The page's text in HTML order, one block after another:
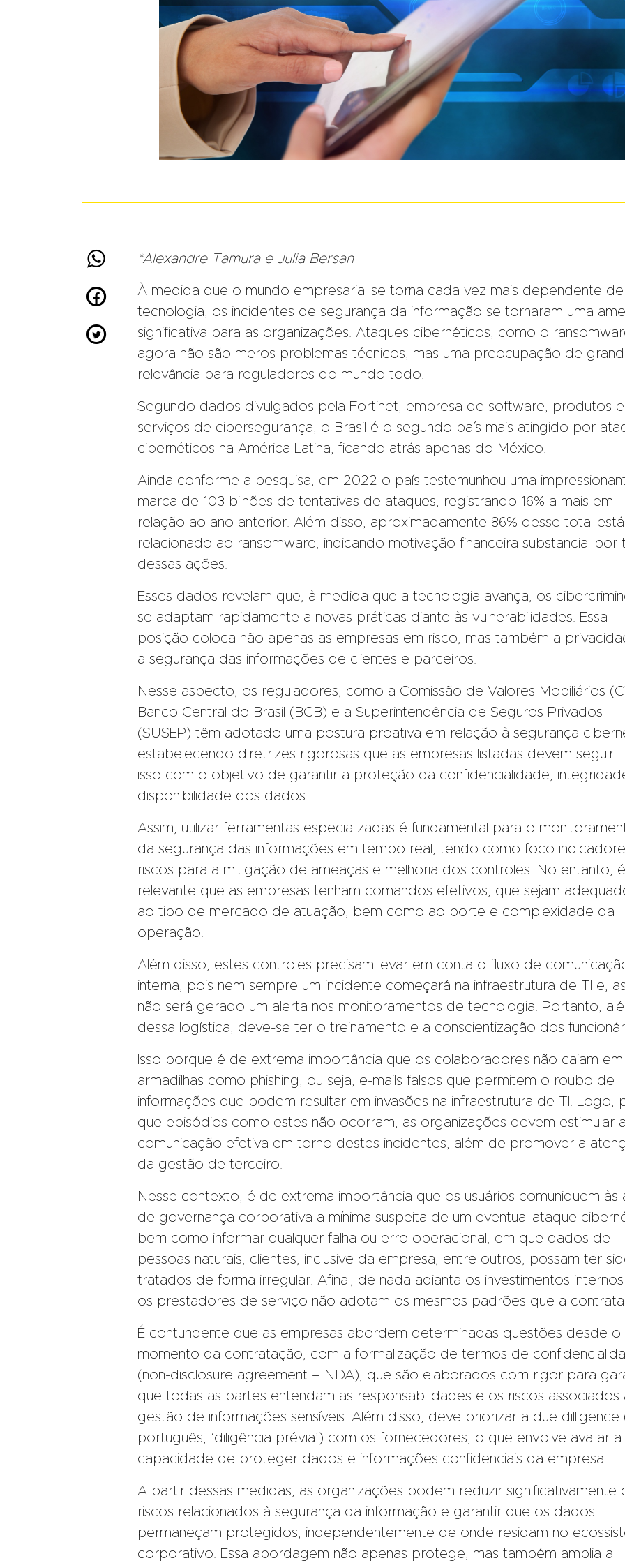



*Alexandre Tamura e Julia Bersan
À medida que o mundo empresarial se torna cada vez mais dependente de
tecnologia, os incidentes de segurança da informação se tornaram uma
significativa para as organizações. Ataques cibernéticos, como o
agora não são meros problemas técnicos, mas uma preocupação de
relevância para reguladores do mundo todo.
Segundo dados divulgados pela Fortinet, empresa de software, produtos e
serviços de cibersegurança, o Brasil é o segundo país mais atingido por
cibernéticos na América Latina, ficando atrás apenas do México.
Ainda conforme a pesquisa, em 2022 o país testemunhou uma
marca de 103 bilhões de tentativas de ataques, registrando 16% a mais em
relação ao ano anterior. Além disso, aproximadamente 86% desse total está
relacionado ao ransomware, indicando motivação financeira substancial por
dessas ações.
Esses dados revelam que, à medida que a tecnologia avança, os
se adaptam rapidamente a novas práticas diante às vulnerabilidades. Essa
posição coloca não apenas as empresas em risco, mas também a
a segurança das informações de clientes e parceiros.
Nesse aspecto, os reguladores, como a Comissão de Valores Mobiliários
Banco Central do Brasil (BCB) e a Superintendência de Seguros Privados
(SUSEP) têm adotado uma postura proativa em relação à segurança
estabelecendo diretrizes rigorosas que as empresas listadas devem seguir.
isso com o objetivo de garantir a proteção da confidencialidade,
disponibilidade dos dados.
Assim, utilizar ferramentas especializadas é fundamental para o
da segurança das informações em tempo real, tendo como foco
riscos para a mitigação de ameaças e melhoria dos controles. No entanto, é
relevante que as empresas tenham comandos efetivos, que sejam
ao tipo de mercado de atuação, bem como ao porte e complexidade da
operação.
Além disso, estes controles precisam levar em conta o fluxo de
interna, pois nem sempre um incidente começará na infraestrutura de TI e,
não será gerado um alerta nos monitoramentos de tecnologia. Portanto,
dessa logística, deve-se ter o treinamento e a conscientização dos
Isso porque é de extrema importância que os colaboradores não caiam em
armadilhas como phishing, ou seja, e-mails falsos que permitem o roubo de
informações que podem resultar em invasões na infraestrutura de TI. Logo,
que episódios como estes não ocorram, as organizações devem estimular a
comunicação efetiva em torno destes incidentes, além de promover a
da gestão de terceiro.
Nesse contexto, é de extrema importância que os usuários comuniquem às
de governança corporativa a mínima suspeita de um eventual ataque
bem como informar qualquer falha ou erro operacional, em que dados de
pessoas naturais, clientes, inclusive da empresa, entre outros, possam ter
tratados de forma irregular. Afinal, de nada adianta os investimentos
os prestadores de serviço não adotam os mesmos padrões que a
É contundente que as empresas abordem determinadas questões desde o
momento da contratação, com a formalização de termos de
(non-disclosure agreement – NDA), que são elaborados com rigor para
que todas as partes entendam as responsabilidades e os riscos associados
gestão de informações sensíveis. Além disso, deve priorizar a due dilligence
português, ‘diligência prévia’) com os fornecedores, o que envolve avaliar a
capacidade de proteger dados e informações confidenciais da empresa.
A partir dessas medidas, as organizações podem reduzir significativamente
riscos relacionados à segurança da informação e garantir que os dados
permaneçam protegidos, independentemente de onde residam no
corporativo. Essa abordagem não apenas protege, mas também amplia a